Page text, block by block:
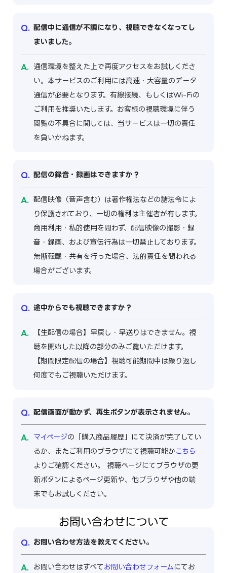
配信中に通信が不調になり、視聴できなくなってし
まいました。
通信環境を整えた上で再度アクセスをお試しくださ
い。本サービスのご利用には高速・大容量のデータ
通信が必要となります。有線接続、もしくはWi-Fiの
ご利用を推奨いたします。お客様の視聴環境に伴う
閲覧の不具合に関しては、当サービスは一切の責任
を負いかねます。
配信の録音・録画はできますか？
配信映像（音声含む）は著作権法などの諸法令によ
り保護されており、一切の権利は主催者が有します。
商用利用・私的使用を問わず、配信映像の撮影・録
音・録画、および宣伝行為は一切禁止しております。
無断転載・共有を行った場合、法的責任を問われる
場合がございます。
途中からでも視聴できますか？
【生配信の場合】早戻し・早送りはできません。視
聴を開始した以降の部分のみご覧いただけます。
【期間限定配信の場合】視聴可能期間中は繰り返し
何度でもご視聴いただけます。
配信画面が動かず、再生ボタンが表示されません。
マイページの「購入商品履歴」にて決済が完了してい
るか、またご利用のブラウザにて視聴可能か こちら
よりご確認ください。 視聴ページにてブラウザの更
新ボタンによるページ更新や、他ブラウザや他の端
末でもお試しください。
お問い合わせについて
お問い合わせ方法を教えてください。
お問い合わせはすべて お問い合わせフォーム にてお